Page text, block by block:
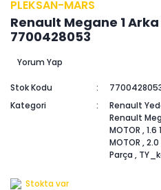
PLEKSAN-MARS
Renault Megane 1
7700428053
Yorum Yap
Stok Kodu
Kategori
Renault
Renault
MOTOR ,1.6
MOTOR ,2.0
Parça ,
Stokta var